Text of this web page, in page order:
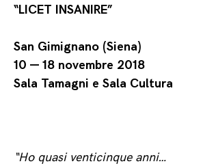
“LICET INSANIRE”
San Gimignano (Siena)
10 — 18 novembre 2018
Sala Tamagni e Sala Cultura
“Ho quasi venticinque anni…